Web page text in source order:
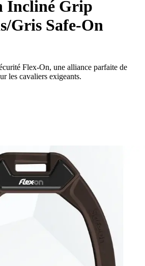
Incliné Grip
Gris Safe-On
Flex-On, une alliance parfaite de
les cavaliers exigeants.